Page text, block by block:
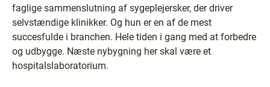
faglige sammenslutning af sygeplejersker, der driver
selvstændige klinikker. Og hun er en af de mest
succesfulde i branchen. Hele tiden i gang med at forbedre
og udbygge. Næste nybygning her skal være et
hospitalslaboratorium.